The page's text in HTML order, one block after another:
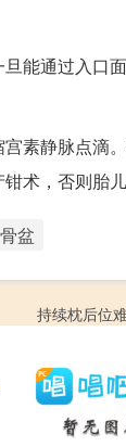
能通过入口
素静脉点滴
术，否则胎儿
骨盆
持续枕后位